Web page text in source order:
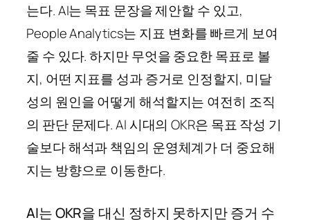
는다. AI는 목표 문장을 제안할 수 있고,
People Analytics는 지표 변화를 빠르게 보여
줄 수 있다. 하지만 무엇을 중요한 목표로 볼
지, 어떤 지표를 성과 증거로 인정할지, 미달
성의 원인을 어떻게 해석할지는 여전히 조직
의 판단 문제다. AI 시대의 OKR은 목표 작성 기
술보다 해석과 책임의 운영체계가 더 중요해
지는 방향으로 이동한다.
AI는 OKR을 대신 정하지 못하지만 증거 수